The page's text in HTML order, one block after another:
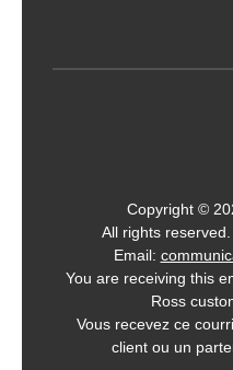
Copyright ©
All rights
Email:
You are receiving this
Ross
Vous recevez ce
client ou un